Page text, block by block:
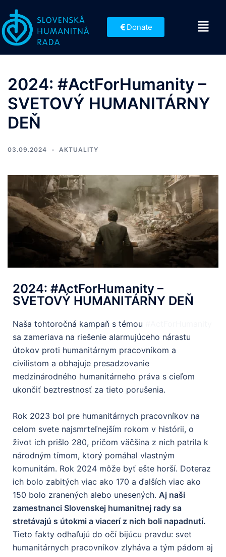
Donate
2024: #ActForHumanity –
SVETOVÝ HUMANITÁRNY
DEŇ
03.09.2024 AKTUALITY
2024: #ActForHumanity –
SVETOVÝ HUMANITÁRNY DEŇ
Naša tohtoročná kampaň s témou
sa zameriava na riešenie alarmujúceho nárastu
útokov proti humanitárnym pracovníkom a
civilistom a obhajuje presadzovanie
medzinárodného humanitárneho práva s cieľom
ukončiť beztrestnosť za tieto porušenia.
Rok 2023 bol pre humanitárnych pracovníkov na
celom svete najsmrteľnejším rokom v histórii, o
život ich prišlo 280, pričom väčšina z nich patrila k
národným tímom, ktorý pomáhal vlastným
komunitám. Rok 2024 môže byť ešte horší. Doteraz
ich bolo zabitých viac ako 170 a ďalších viac ako
150 bolo zranených alebo unesených. Aj naši
zamestnanci Slovenskej humanitnej rady sa
stretávajú s útokmi a viacerí z nich boli napadnutí.
Tieto fakty odhaľujú do očí bijúcu pravdu: svet
humanitárnych pracovníkov zlyháva a tým pádom aj